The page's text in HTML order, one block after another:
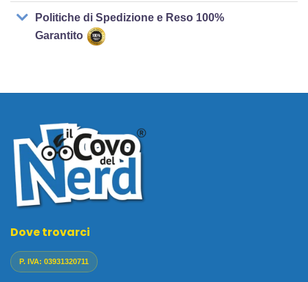
Politiche di Spedizione e Reso 100%
Garantito
Dove trovarci
P. IVA: 03931320711